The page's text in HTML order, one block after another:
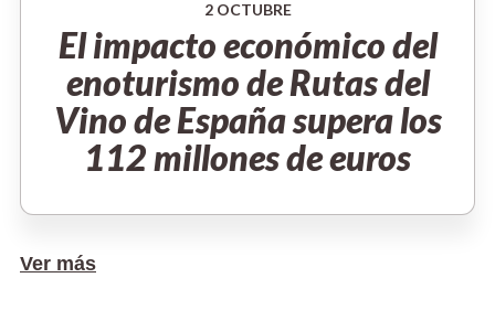
2 OCTUBRE
El impacto económico del
enoturismo de Rutas del
Vino de España supera los
112 millones de euros
Ver más